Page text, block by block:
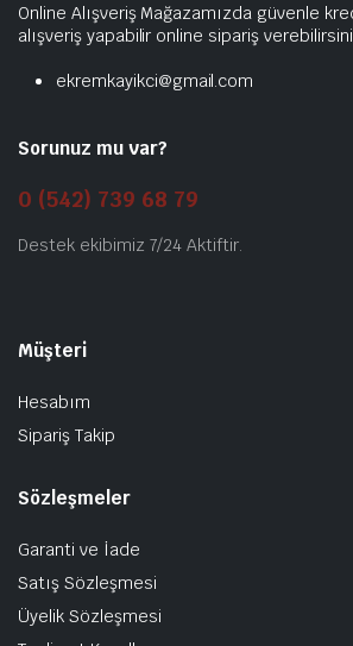
Online Alışveriş Mağazamızda güvenle
alışveriş yapabilir online sipariş
ekremkayikci@gmail.com
Sorunuz mu var?
0 (542) 739 68 79
Destek ekibimiz 7/24 Aktiftir.
Müşteri
Hesabım
Sipariş Takip
Sözleşmeler
Garanti ve İade
Satış Sözleşmesi
Üyelik Sözleşmesi